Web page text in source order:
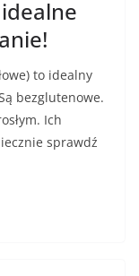
to idealny
bezglutenowe.
Ich
sprawdź